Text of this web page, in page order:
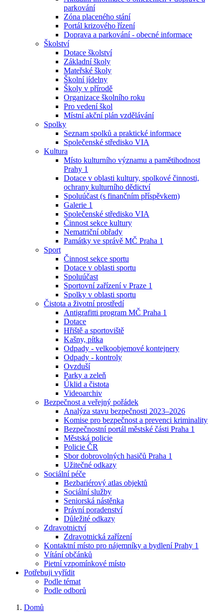
parkování
Zóna placeného stání
Portál krizového řízení
Doprava a parkování - obecné informace
Školství
Dotace školství
Základní školy
Mateřské školy
Školní jídelny
Školy v přírodě
Organizace školního roku
Pro vedení škol
Místní akční plán vzdělávání
Spolky
Seznam spolků a praktické informace
Společenské středisko VIA
Kultura
Místo kulturního významu a pamětihodnost
Prahy 1
Dotace v oblasti kultury, spolkové činnosti,
ochrany kulturního dědictví
Spoluúčast (s finančním příspěvkem)
Galerie 1
Společenské středisko VIA
Činnost sekce kultury
Nematriční obřady
Památky ve správě MČ Praha 1
Sport
Činnost sekce sportu
Dotace v oblasti sportu
Spoluúčast
Sportovní zařízení v Praze 1
Spolky v oblasti sportu
Čistota a životní prostředí
Antigrafitti program MČ Praha 1
Dotace
Hřiště a sportoviště
Kašny, pítka
Odpady - velkoobjemové kontejnery
Odpady - kontroly
Ovzduší
Parky a zeleň
Úklid a čistota
Videoarchiv
Bezpečnost a veřejný pořádek
Analýza stavu bezpečnosti 2023–2026
Komise pro bezpečnost a prevenci kriminality
Bezpečnostní portál městské části Praha 1
Městská policie
Policie ČR
Sbor dobrovolných hasičů Praha 1
Užitečné odkazy
Sociální péče
Bezbariérový atlas objektů
Sociální služby
Seniorská nástěnka
Právní poradenství
Důležité odkazy
Zdravotnictví
Zdravotnická zařízení
Kontaktní místo pro nájemníky a bydlení Prahy 1
Vítání občánků
Pietní vzpomínkové místo
Potřebuji vyřídit
Podle témat
Podle odborů
Domů